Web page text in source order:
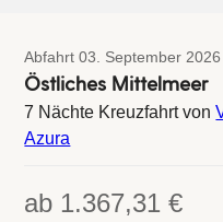
Abfahrt 03. September 2026
Östliches Mittelmeer
7 Nächte Kreuzfahrt von
Azura
ab 1.367,31 €